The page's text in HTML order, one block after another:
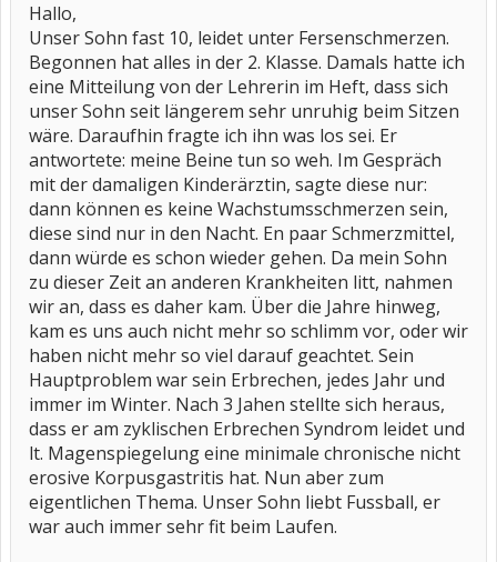
Hallo,
Unser Sohn fast 10, leidet unter Fersenschmerzen.
Begonnen hat alles in der 2. Klasse. Damals hatte ich
eine Mitteilung von der Lehrerin im Heft, dass sich
unser Sohn seit längerem sehr unruhig beim Sitzen
wäre. Daraufhin fragte ich ihn was los sei. Er
antwortete: meine Beine tun so weh. Im Gespräch
mit der damaligen Kinderärztin, sagte diese nur:
dann können es keine Wachstumsschmerzen sein,
diese sind nur in den Nacht. En paar Schmerzmittel,
dann würde es schon wieder gehen. Da mein Sohn
zu dieser Zeit an anderen Krankheiten litt, nahmen
wir an, dass es daher kam. Über die Jahre hinweg,
kam es uns auch nicht mehr so schlimm vor, oder wir
haben nicht mehr so viel darauf geachtet. Sein
Hauptproblem war sein Erbrechen, jedes Jahr und
immer im Winter. Nach 3 Jahen stellte sich heraus,
dass er am zyklischen Erbrechen Syndrom leidet und
lt. Magenspiegelung eine minimale chronische nicht
erosive Korpusgastritis hat. Nun aber zum
eigentlichen Thema. Unser Sohn liebt Fussball, er
war auch immer sehr fit beim Laufen.